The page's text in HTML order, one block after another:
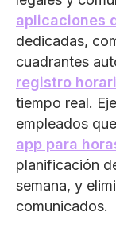
aplicaciones
dedicadas,
cuadrantes
registro
tiempo real.
empleados
app para
planificación
semana, y
comunicados.